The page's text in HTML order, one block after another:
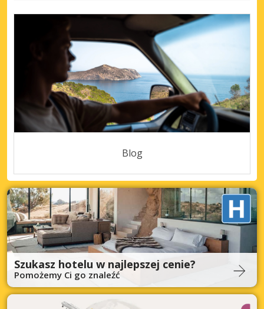
Blog
Szukasz hotelu w najlepszej cenie?
Pomożemy Ci go znaleźć